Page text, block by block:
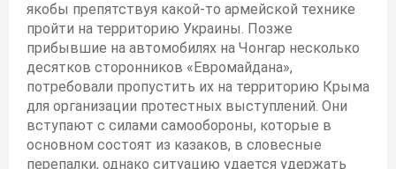
якобы препятствуя какой-то армейской технике
пройти на территорию Украины. Позже
прибывшие на автомобилях на Чонгар несколько
десятков сторонников «Евромайдана»,
потребовали пропустить их на территорию Крыма
для организации протестных выступлений. Они
вступают с силами самообороны, которые в
основном состоят из казаков, в словесные
перепалки, однако ситуацию удается удержать